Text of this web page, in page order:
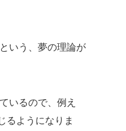
いう、夢の理論が
いるので、例え
るようになりま